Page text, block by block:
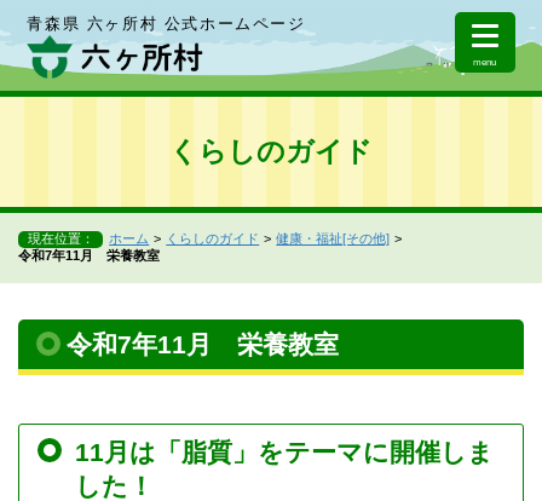
青森県 六ヶ所村 公式ホームページ
menu
くらしのガイド
現在位置： ホーム くらしのガイド
健康・福祉[その他]
令和7年11月 栄養教室
令和7年11月 栄養教室
11月は「脂質」をテーマに開催しま
した！